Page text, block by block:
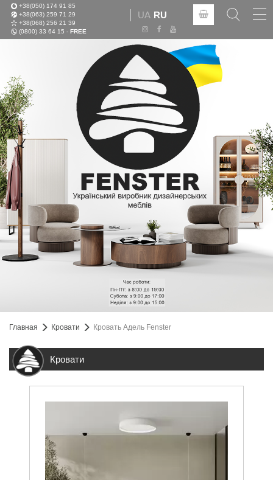
+38(050) 174 91 85
+38(063) 259 71 29
+38(068) 256 21 39
(0800) 33 64 15 - FREE
UA RU
Главная Кровати Кровать Адель Fenster
Кровати